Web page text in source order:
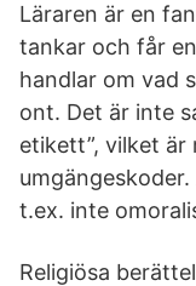
Läraren är en
tankar och får
handlar om vad
ont. Det är inte
etikett”, vilket är
t.ex. inte
Religiösa